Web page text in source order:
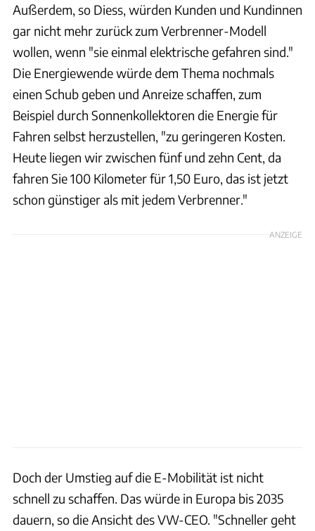
Außerdem, so Diess, würden Kunden und Kundinnen
gar nicht mehr zurück zum Verbrenner-Modell
wollen, wenn "sie einmal elektrische gefahren sind."
Die Energiewende würde dem Thema nochmals
einen Schub geben und Anreize schaffen, zum
Beispiel durch Sonnenkollektoren die Energie für
Fahren selbst herzustellen, "zu geringeren Kosten.
Heute liegen wir zwischen fünf und zehn Cent, da
fahren Sie 100 Kilometer für 1,50 Euro, das ist jetzt
schon günstiger als mit jedem Verbrenner."
ANZEIGE
Doch der Umstieg auf die E-Mobilität ist nicht
schnell zu schaffen. Das würde in Europa bis 2035
dauern, so die Ansicht des VW-CEO. "Schneller geht